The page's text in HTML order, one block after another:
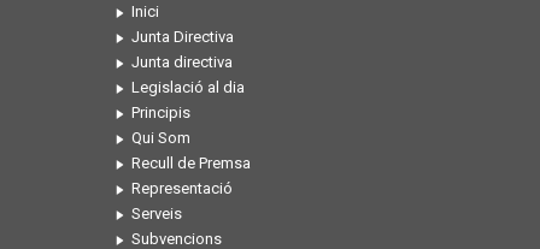
Inici
Junta Directiva
Junta directiva
Legislació al dia
Principis
Qui Som
Recull de Premsa
Representació
Serveis
Subvencions